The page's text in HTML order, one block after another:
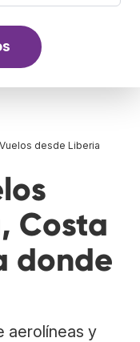
Vuelos desde Liberia
Costa
donde
aerolíneas y